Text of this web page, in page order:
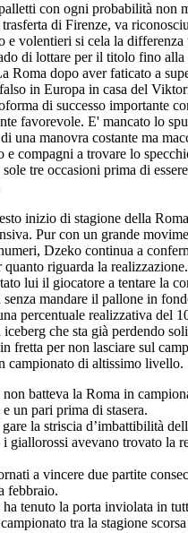
con ogni probabilità non
di Firenze, va
e volentieri si cela la differenza
di lottare per il titolo fino alla
Roma dopo aver faticato a
in Europa in casa del
di successo importante
favorevole. E' mancato lo
una manovra costante ma
e compagni a trovare lo
tre occasioni prima di
inizio di stagione della
Pur con un grande
Dzeko continua a
quanto riguarda la
lui il giocatore a tentare la
mandare il pallone in
percentuale realizzativa del
che sta già perdendo
fretta per non lasciare sul
campionato di altissimo livello.
batteva la Roma in
un pari prima di stasera.
la striscia d’imbattibilità
giallorossi avevano trovato la
a vincere due partite
febbraio.
tenuto la porta inviolata in
tra la stagione